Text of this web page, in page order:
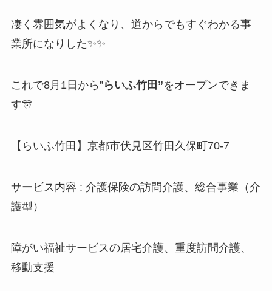
凄く雰囲気がよくなり、道からでもすぐわかる事
業所になりした✨✨
これで8月1日から”らいふ竹田”をオープンできま
す🎊
【らいふ竹田】京都市伏見区竹田久保町70-7
サービス内容 : 介護保険の訪問介護、総合事業（介
護型）
障がい福祉サービスの居宅介護、重度訪問介護、
移動支援